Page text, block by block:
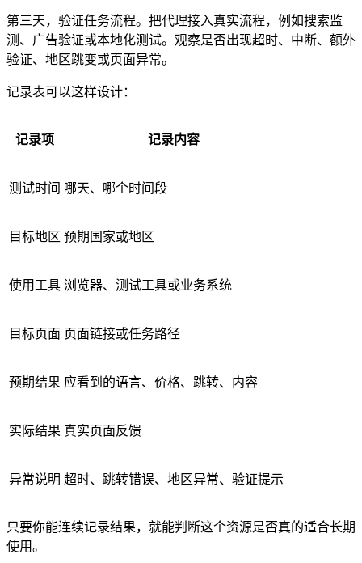
第三天，验证任务流程。把代理接入真实流程，例如搜索监
测、广告验证或本地化测试。观察是否出现超时、中断、额外
验证、地区跳变或页面异常。
记录表可以这样设计：
记录项 记录内容
测试时间 哪天、哪个时间段
目标地区 预期国家或地区
使用工具 浏览器、测试工具或业务系统
目标页面 页面链接或任务路径
预期结果 应看到的语言、价格、跳转、内容
实际结果 真实页面反馈
异常说明 超时、跳转错误、地区异常、验证提示
只要你能连续记录结果，就能判断这个资源是否真的适合长期
使用。